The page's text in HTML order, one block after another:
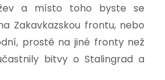
a místo toho byste se
Zakavkazskou frontu, nebo
prostě na jiné fronty než
bitvy o Stalingrad a